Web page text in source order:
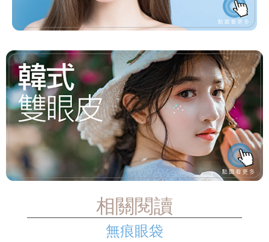
相關閱讀
無痕眼袋